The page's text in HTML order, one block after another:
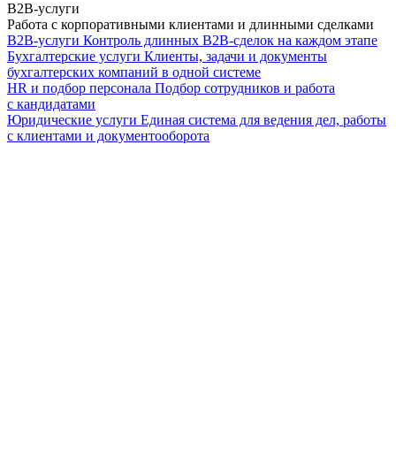
B2B-услуги
Работа с корпоративными клиентами и длинными сделками
B2B-услуги Контроль длинных B2B-сделок на каждом этапе
Бухгалтерские услуги Клиенты, задачи и документы
бухгалтерских компаний в одной системе
HR и подбор персонала Подбор сотрудников и работа
с кандидатами
Юридические услуги Единая система для ведения дел, работы
с клиентами и документооборота